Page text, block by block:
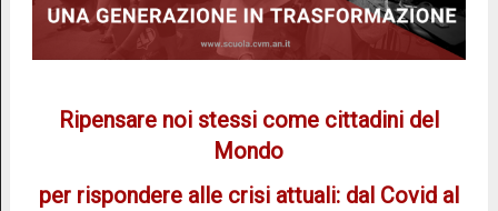
Ripensare noi stessi come cittadini del
Mondo
per rispondere alle crisi attuali: dal Covid al